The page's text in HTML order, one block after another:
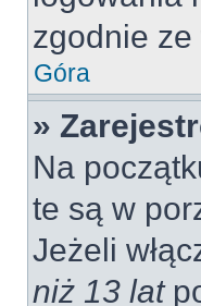
zgodnie
Góra
»
Na
te są w
Jeżeli
niż 13 lat